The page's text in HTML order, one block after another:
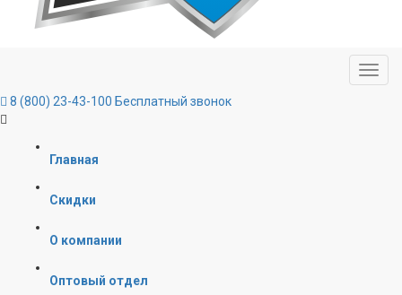
8 (800) 23-43-100 Бесплатный звонок
Главная
Скидки
О компании
Оптовый отдел